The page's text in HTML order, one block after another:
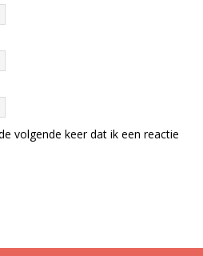
volgende keer dat ik een reactie